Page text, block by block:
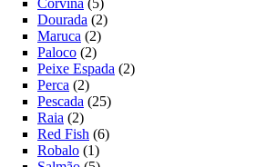
Corvina 5
produtos
Dourada 22
Maruca 22
produtos
Paloco 22
produtos
Peixe Espada 22
Perca 22
produtos
Pescada 2525
Raia 22
produtos
Red Fish 66
Robalo 11